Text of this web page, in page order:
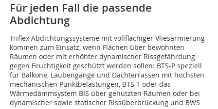
Für jeden Fall die passende
Abdichtung
Triflex Abdichtungssysteme mit vollflächiger Vliesarmierung
kommen zum Einsatz, wenn Flächen über bewohnten
Räumen oder mit erhöhter dynamischer Rissgefährdung
gegen Feuchtigkeit geschützt werden sollen: BTS-P speziell
für Balkone, Laubengänge und Dachterrassen mit höchsten
mechanischen Punktbelastungen, BTS-T oder das
Wärmedämmsystem BIS über genutzten Räumen oder bei
dynamischer sowie statischer Rissüberbrückung und BWS